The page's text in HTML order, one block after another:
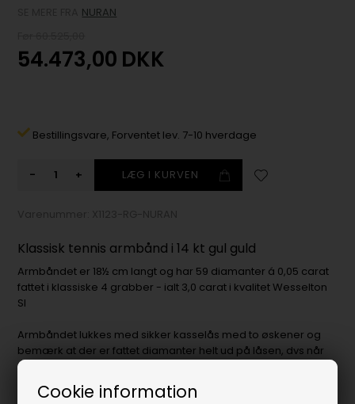
Cookie information
NURAN
54.473,00 DKK
Bestillingsvare, Forventet lev. 7-10 hverdage
- +
Klassisk tennis armbånd i 14 kt gul guld
Armbåndet er 18½ cm langt og har 59 diamanter á 0,05 carat
fattet i klassiske 4 grabber - ialt 3,0 carat i kvalitet Wesselton
SI
Armbåndet lukkes med sikker kasselås med to øskener og
bemærk at der er fattet diamanter helt ud på låsen, dvs når
armbåndet er lukke om armen, er der ingen ophold i
diamanterne